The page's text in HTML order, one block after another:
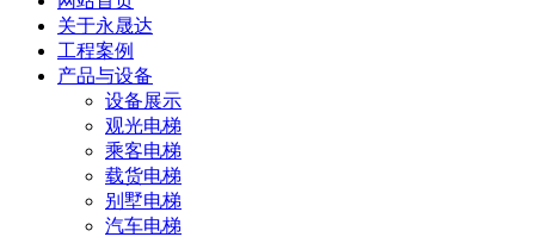
关于永晟达
工程案例
产品与设备
设备展示
观光电梯
乘客电梯
载货电梯
别墅电梯
汽车电梯